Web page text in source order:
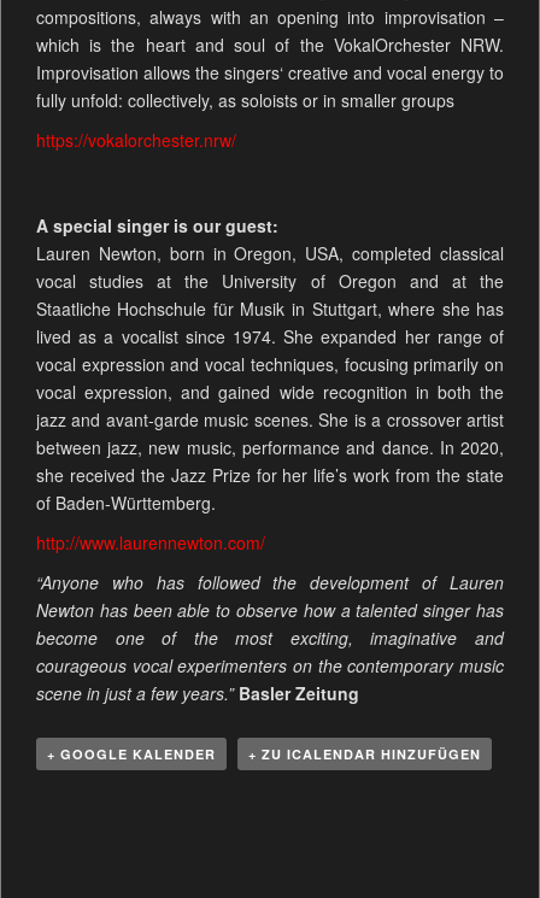
compositions, always with an opening into improvisation –
which is the heart and soul of the VokalOrchester NRW.
Improvisation allows the singers‘ creative and vocal energy to
fully unfold: collectively, as soloists or in smaller groups
https://vokalorchester.nrw/
A special singer is our guest:
Lauren Newton, born in Oregon, USA, completed classical
vocal studies at the University of Oregon and at the
Staatliche Hochschule für Musik in Stuttgart, where she has
lived as a vocalist since 1974. She expanded her range of
vocal expression and vocal techniques, focusing primarily on
vocal expression, and gained wide recognition in both the
jazz and avant-garde music scenes. She is a crossover artist
between jazz, new music, performance and dance. In 2020,
she received the Jazz Prize for her life’s work from the state
of Baden-Württemberg.
http://www.laurennewton.com/
“Anyone who has followed the development of Lauren
Newton has been able to observe how a talented singer has
become one of the most exciting, imaginative and
courageous vocal experimenters on the contemporary music
scene in just a few years.” Basler Zeitung
+ GOOGLE KALENDER + ZU ICALENDAR HINZUFÜGEN